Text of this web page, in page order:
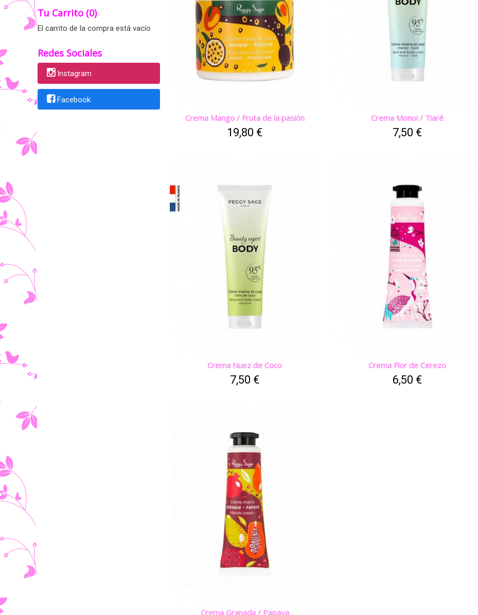
Tu Carrito (0)
El carrito de la compra está vacío
Redes Sociales
Instagram
Facebook
Crema Mango / Fruta de la pasión
19,80 €
Crema Monoi / Tiaré
7,50 €
Crema Nuez de Coco
7,50 €
Crema Flor de Cerezo
6,50 €
Crema Granada / Papaya